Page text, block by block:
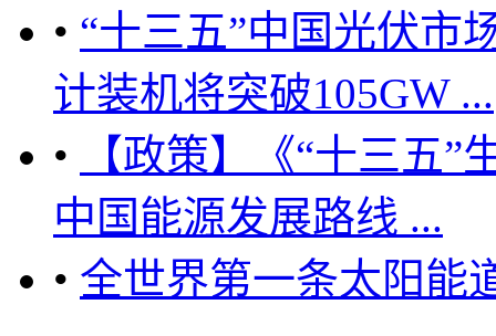
• “十三五”中国光伏市
计装机将突破105GW ...
•
【政策】《“十三五
中国能源发展路线 ...
• 全世界第一条太阳能